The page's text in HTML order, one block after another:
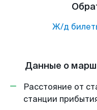
Ж/д
Данные о
Расстояние от
станции